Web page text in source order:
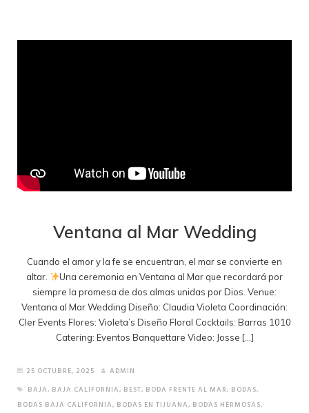
Ventana al Mar Wedding
Cuando el amor y la fe se encuentran, el mar se convierte en
altar.
Una ceremonia en Ventana al Mar que recordará por
siempre la promesa de dos almas unidas por Dios. Venue:
Ventana al Mar Wedding Diseño: Claudia Violeta Coordinación:
Cler Events Flores: Violeta’s Diseño Floral Cocktails: Barras 1010
Catering: Eventos Banquettare Video: Josse […]
25 OCTUBRE, 2025
ADMIN
BAJA, BAJA CALIFORNIA, BEST, BODA FRENTE AL MAR, BODAS,
BODAS BAJA CALIFORNIA, BODAS EN TIJUANA, BODAS HERMOSAS,